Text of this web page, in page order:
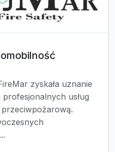
zyskała uznanie
usług